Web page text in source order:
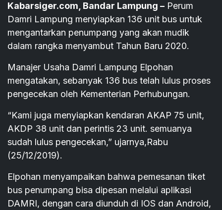
Kabarsiger.com, Bandar Lampung – Perum
Damri Lampung menyiapkan 136 unit bus untuk
mengantarkan penumpang yang akan mudik
dalam rangka menyambut Tahun Baru 2020.
Manajer Usaha Damri Lampung Elpohan
mengatakan, sebanyak 136 bus telah lulus proses
pengecekan oleh Kementerian Perhubungan.
“Kami juga menyiapkan kendaran AKAP 75 unit,
AKDP 38 unit dan perintis 23 unit. semuanya
sudah lulus pengecekan,” ujarnya,Rabu
(25/12/2019).
Elpohan menyampaikan bahwa pemesanan tiket
bus penumpang bisa dipesan melalui aplikasi
DAMRI, dengan cara diunduh di IOS dan Android,